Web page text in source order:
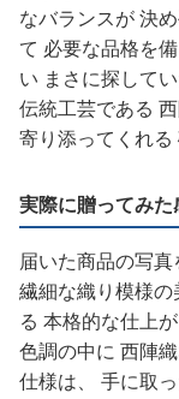
なバランスが 決
て 必要な品格を
い まさに探して
伝統工芸である
寄り添ってくれる
実際に贈ってみた
届いた商品の写
繊細な織り模様
る 本格的な仕上
色調の中に 西陣
仕様は、 手に取